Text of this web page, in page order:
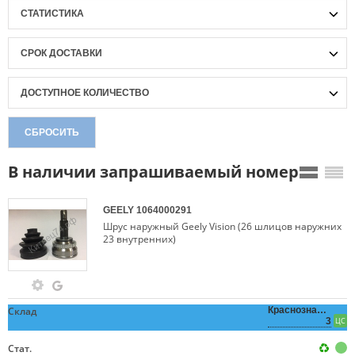
СТАТИСТИКА
СРОК ДОСТАВКИ
ДОСТУПНОЕ КОЛИЧЕСТВО
СБРОСИТЬ
В наличии запрашиваемый номер
GEELY 1064000291
Шрус наружный Geely Vision (26 шлицов наружних
23 внутренних)
Склад
Краснознаменная,
3 ЦС
Стат.